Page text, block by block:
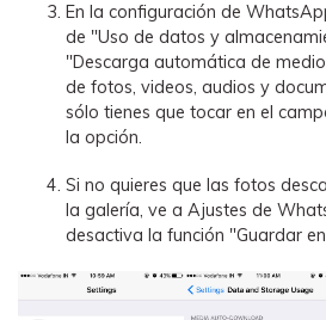
En la configuración de
de "Uso de datos y
"Descarga automática de
de fotos, videos, audios y
sólo tienes que tocar en el
la opción.
Si no quieres que las fotos
la galería, ve a Ajustes de
desactiva la función "Guardar